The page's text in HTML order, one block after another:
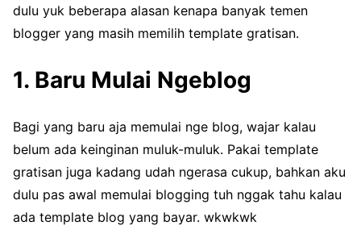
dulu yuk beberapa alasan kenapa banyak temen
blogger yang masih memilih template gratisan.
1. Baru Mulai Ngeblog
Bagi yang baru aja memulai nge blog, wajar kalau
belum ada keinginan muluk-muluk. Pakai template
gratisan juga kadang udah ngerasa cukup, bahkan aku
dulu pas awal memulai blogging tuh nggak tahu kalau
ada template blog yang bayar. wkwkwk